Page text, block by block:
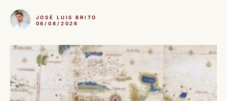
JOSÉ LUIS BRITO
06/08/2026